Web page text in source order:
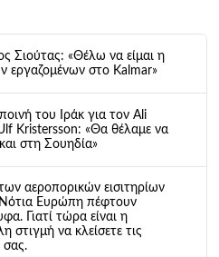
Σιούτας: «Θέλω να είμαι η
εργαζομένων στο Kalmar»
ποινή του Ιράκ για τον Ali
Kristersson: «Θα θέλαμε να
στη Σουηδία»
αεροπορικών εισιτηρίων
Ευρώπη πέφτουν
Γιατί τώρα είναι η
στιγμή να κλείσετε τις
σας.